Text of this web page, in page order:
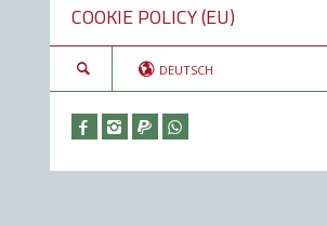
COOKIE POLICY (EU)
DEUTSCH